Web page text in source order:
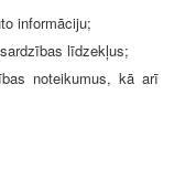
informāciju;
līdzekļus;
noteikumus, kā arī